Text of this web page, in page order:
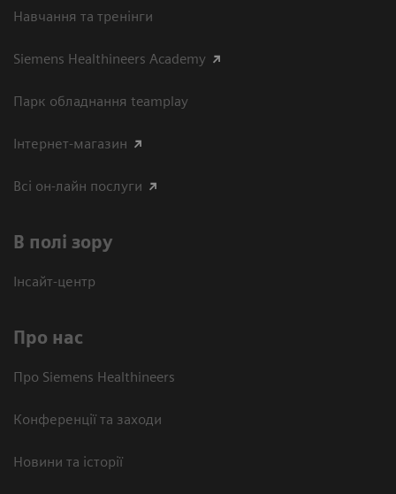
Навчання та тренінги
Siemens Healthineers Academy
Парк обладнання teamplay
Інтернет-магазин
Всі он-лайн послуги
В полі зору
Інсайт-центр
Про нас
Про Siemens Healthineers
Конференції та заходи
Новини та історії